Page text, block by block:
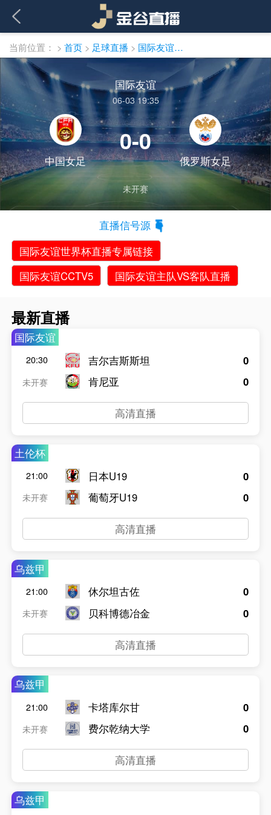
当前位置： > 首页 > 足球直播 > 国际友谊直播
国际友谊
06-03 19:35
中国女足
0-0
俄罗斯女足
未开赛
直播信号源
国际友谊世界杯直播专属链接
国际友谊CCTV5
国际友谊主队VS客队直播
最新直播
国际友谊
20:30
未开赛
吉尔吉斯斯坦
肯尼亚
0
0
高清直播
土伦杯
21:00
未开赛
日本U19
葡萄牙U19
0
0
高清直播
乌兹甲
21:00
未开赛
休尔坦古佐
贝科博德冶金
0
0
高清直播
乌兹甲
21:00
未开赛
卡塔库尔甘
费尔乾纳大学
0
0
高清直播
乌兹甲